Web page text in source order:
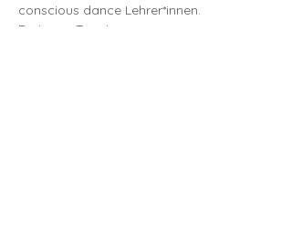
conscious dance Lehrer*innen.
Preis pro Termin: